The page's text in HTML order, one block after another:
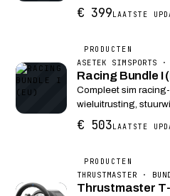
pedalen. Beste prijs-
racers.
€ 399LAATSTE
PRODUCTEN
ASETEK SIMSPORTS
Racing Bundle I
Compleet sim
wieluitrusting,
kracht feedback
€ 503LAATSTE
PRODUCTEN
THRUSTMASTER ·
Thrustmaster